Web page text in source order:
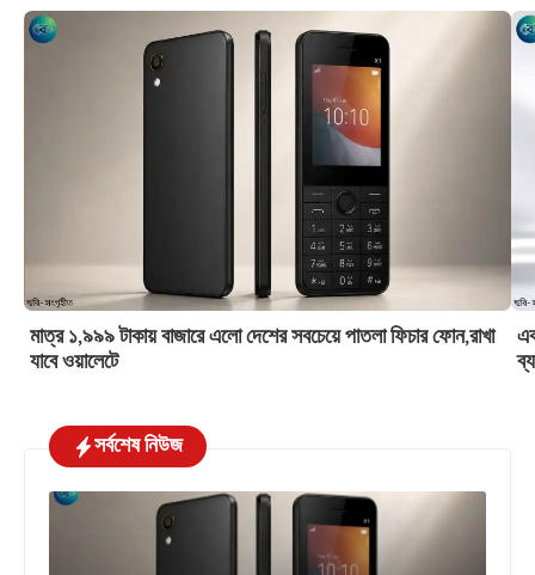
মাত্র ১,৯৯৯ টাকায় বাজারে এলো দেশের সবচেয়ে পাতলা ফিচার ফোন,রাখা
যাবে ওয়ালেটে
সর্বশেষ নিউজ